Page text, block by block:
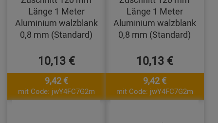
Länge 1 Meter
Aluminium walzblank
0,8 mm (Standard)
10,13 €
9,42 €
mit Code: jwY4FC7G2m
Länge 1 Meter
Aluminium walzblank
0,8 mm (Standard)
10,13 €
9,42 €
mit Code: jwY4FC7G2m